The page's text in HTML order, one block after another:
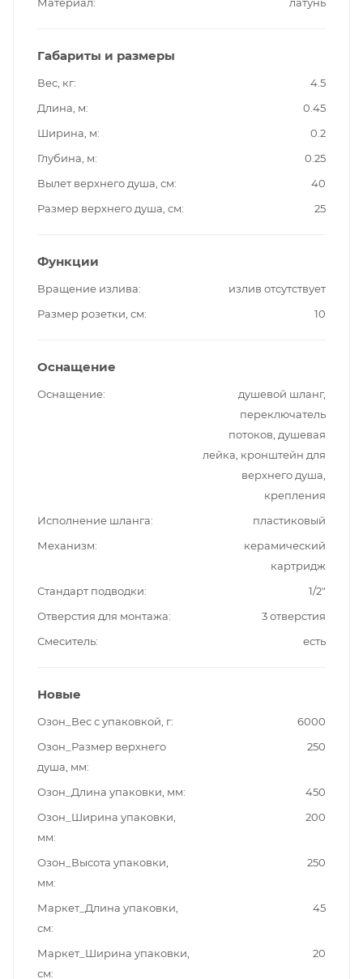
Материал
латунь
Габариты и размеры
Вес, кг
4.5
Длина, м
0.45
Ширина, м
0.2
Глубина, м
0.25
Вылет верхнего душа, см
40
Размер верхнего душа, см
25
Функции
Вращение излива
излив отсутствует
Размер розетки, см
10
Оснащение
Оснащение
душевой шланг,
переключатель
потоков, душевая
лейка, кронштейн для
верхнего душа,
крепления
Исполнение шланга
пластиковый
Механизм
керамический
картридж
Стандарт подводки
1/2"
Отверстия для монтажа
3 отверстия
Смеситель
есть
Новые
Озон_Вес с упаковкой, г
6000
Озон_Размер верхнего
душа, мм
250
Озон_Длина упаковки, мм
450
Озон_Ширина упаковки,
мм
200
Озон_Высота упаковки,
мм
250
Маркет_Длина упаковки,
см
45
Маркет_Ширина упаковки,
см
20